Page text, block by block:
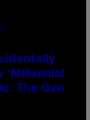
The Gen